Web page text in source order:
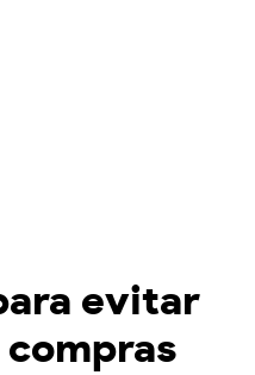
evitar
compras